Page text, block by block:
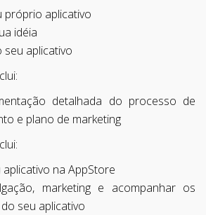
próprio aplicativo
idéia
seu aplicativo
detalhada do processo de
e plano de marketing
na AppStore
marketing e acompanhar os
seu aplicativo